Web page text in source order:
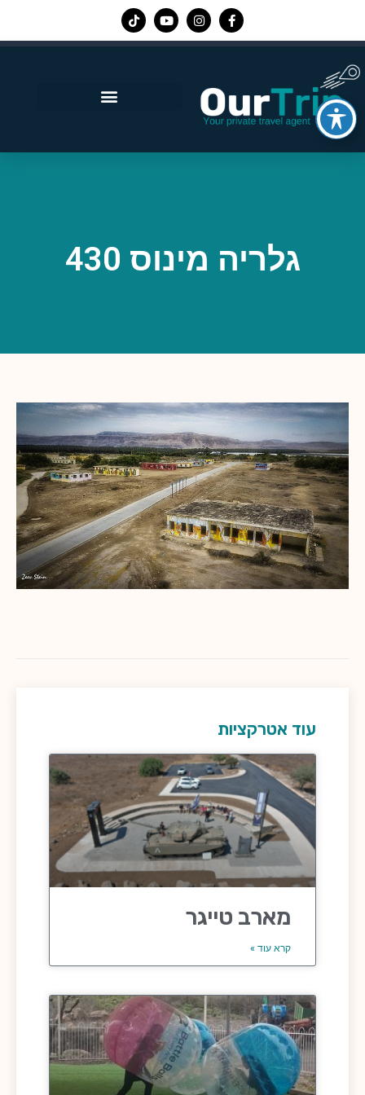
גלריה מינוס 430
עוד אטרקציות
מארב טייגר
קרא עוד »